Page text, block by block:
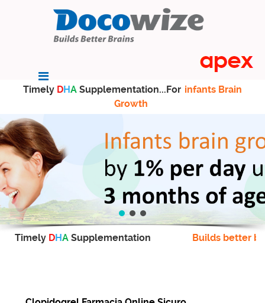
Timely DHA Supplementation...For infants Brain
Growth
Timely DHA Supplementation Builds better